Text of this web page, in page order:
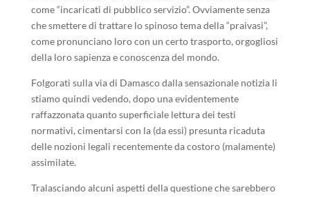
come “incaricati di pubblico servizio”. Ovviamente senza
che smettere di trattare lo spinoso tema della “praivasi”,
come pronunciano loro con un certo trasporto, orgogliosi
della loro sapienza e conoscenza del mondo.
Folgorati sulla via di Damasco dalla sensazionale notizia li
stiamo quindi vedendo, dopo una evidentemente
raffazzonata quanto superficiale lettura dei testi
normativi, cimentarsi con la (da essi) presunta ricaduta
delle nozioni legali recentemente da costoro (malamente)
assimilate.
Tralasciando alcuni aspetti della questione che sarebbero